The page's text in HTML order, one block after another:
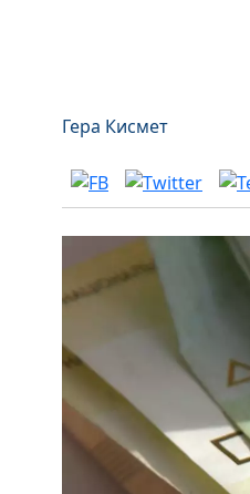
Гера Кисмет